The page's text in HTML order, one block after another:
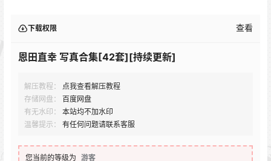
下载权限 查看
恩田直幸 写真合集[42套][持续更新]
解压教程：
点我查看解压教程
存储网盘：
百度网盘
有无水印：
本站均不加水印
温馨提示：
有任何问题请联系客服
您当前的等级为 游客